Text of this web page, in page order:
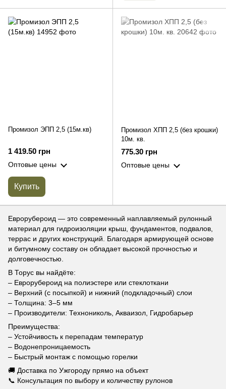
Промизол ЭПП 2,5 (15м.кв)
1 419.50 грн
Оптовые цены
Купить
Промизол ХПП 2,5 (без крошки)
10м. кв.
775.30 грн
Оптовые цены
Еврорубероид — это современный наплавляемый рулонный
материал для гидроизоляции крыш, фундаментов, подвалов,
террас и других конструкций. Благодаря армирующей основе
и битумному составу он обладает высокой прочностью и
долговечностью.
В Торус вы найдёте:
– Еврорубероид на полиэстере или стеклоткани
– Верхний (с посыпкой) и нижний (подкладочный) слои
– Толщина: 3–5 мм
– Производители: Технониколь, Акваизол, Гидробарьер
Преимущества:
– Устойчивость к перепадам температур
– Водонепроницаемость
– Быстрый монтаж с помощью горелки
🚚 Доставка по Ужгороду прямо на объект
📞 Консультация по выбору и количеству рулонов